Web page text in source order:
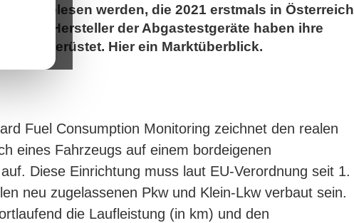
ausgelesen werden, die 2021 erstmals in Österreich
Die Hersteller der Abgastestgeräte haben ihre
aufgerüstet. Hier ein Marktüberblick.
Fuel Consumption Monitoring zeichnet den realen
eines Fahrzeugs auf einem bordeigenen
Diese Einrichtung muss laut EU-Verordnung seit 1.
neu zugelassenen Pkw und Klein-Lkw verbaut sein.
die Laufleistung (in km) und den